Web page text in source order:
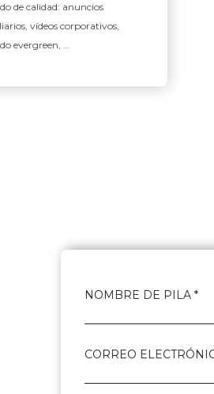
de calidad: anuncios
vídeos corporativos,
evergreen, ...
NOMBRE DE PILA *
CORREO